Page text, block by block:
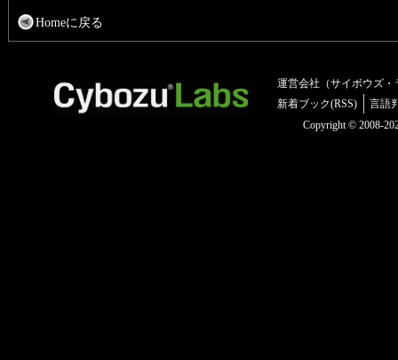
Homeに戻る
運営会社（サイボウズ・
新着ブック(RSS)
言語
Copyright © 2008-